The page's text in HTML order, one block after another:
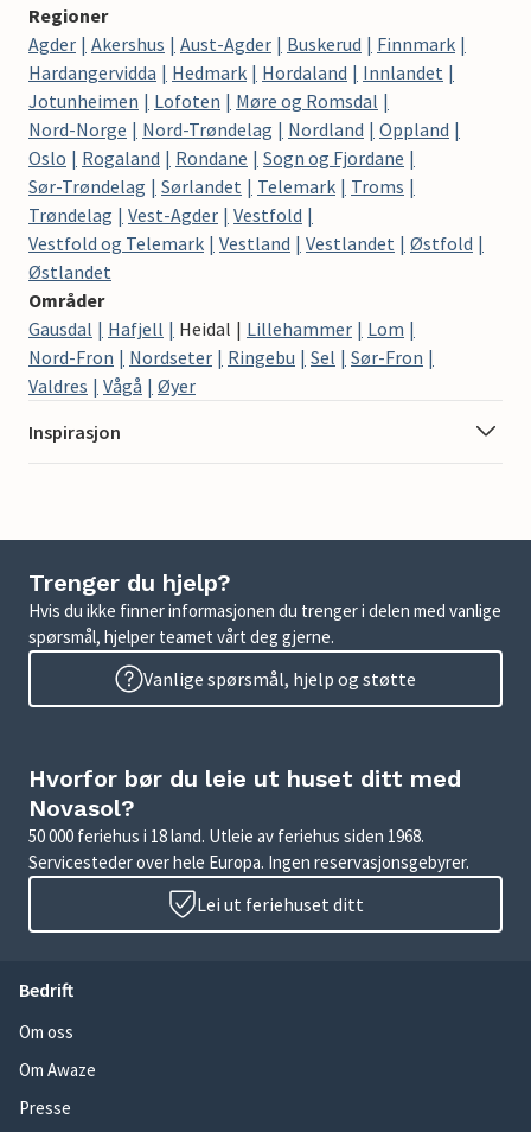
Regioner
Agder
Akershus Aust-Agder Buskerud
Finnmark
Hardangervidda
Hedmark Hordaland
Innlandet
Jotunheimen
Lofoten
Møre og Romsdal
Nord-Norge
Nord-Trøndelag Nordland
Oppland
Oslo
Rogaland Rondane
Sogn og Fjordane
Sør-Trøndelag
Sørlandet Telemark
Troms
Trøndelag
Vest-Agder
Vestfold
Vestfold og Telemark
Vestland Vestlandet
Østfold
Østlandet
Områder
Gausdal
Hafjell Heidal Lillehammer
Lom
Nord-Fron
Nordseter Ringebu Sel
Sør-Fron
Valdres
Vågå
Øyer
Inspirasjon
Trenger du hjelp?
Hvis du ikke finner informasjonen du trenger i delen med vanlige
spørsmål, hjelper teamet vårt deg gjerne.
Vanlige spørsmål, hjelp og støtte
Hvorfor bør du leie ut huset ditt med
Novasol?
50 000 feriehus i 18 land. Utleie av feriehus siden 1968.
Servicesteder over hele Europa. Ingen reservasjonsgebyrer.
Lei ut feriehuset ditt
Bedrift
Om oss
Om Awaze
Presse